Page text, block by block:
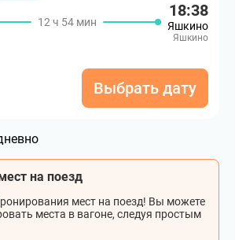
12 ч 54 мин
18:38
Яшкино
Яшкино
Выбрать дату
на поезд
мест на поезд! Вы можете
места в вагоне, следуя простым